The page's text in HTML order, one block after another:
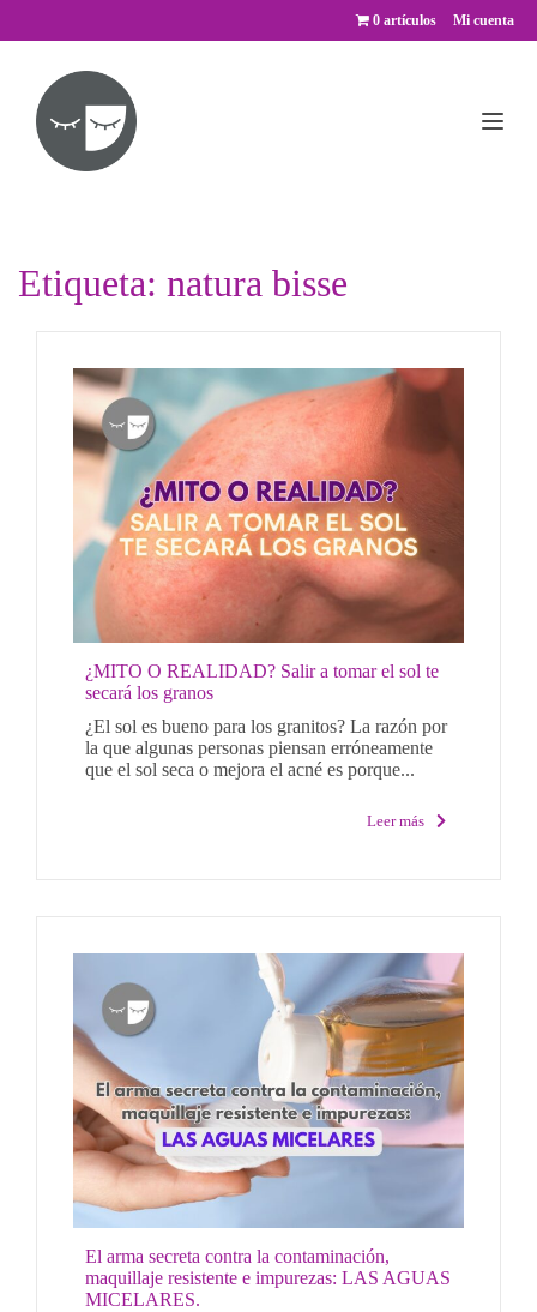
Mi cuenta
0 artículos
Etiqueta: natura bisse
¿MITO O REALIDAD? Salir a tomar el sol te
secará los granos
¿El sol es bueno para los granitos? La razón por
la que algunas personas piensan erróneamente
que el sol seca o mejora el acné es porque...
Leer más
El arma secreta contra la contaminación,
maquillaje resistente e impurezas: LAS AGUAS
MICELARES.